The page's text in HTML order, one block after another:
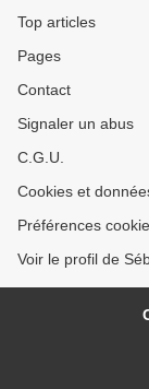
Top articles
Pages
Contact
Signaler un abus
C.G.U.
Cookies et
Préférences
Voir le profil de